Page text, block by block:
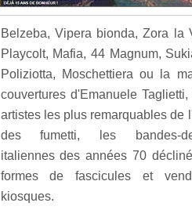
Belzeba, Vipera bionda, Zora la
Playcolt, Mafia, 44 Magnum,
Poliziotta, Moschettiera ou la
couvertures d'Emanuele
artistes les plus remarquables de
des fumetti, les bandes-
italiennes des années 70
formes de fascicules et
kiosques.